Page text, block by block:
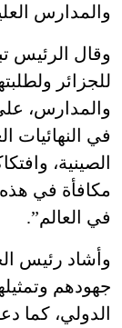
والمدارس
وقال الرئيس
للجزائر
والمدارس،
في النهائيات
الصينية،
في العالم”.
وأشاد رئيس
جهودهم
الدولي، كما